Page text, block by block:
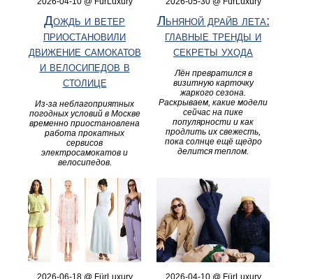
Дождь и ветер
приостановили
движение самокатов
и велосипедов в
столице
Из-за неблагоприятных
погодных условий в Москве
временно приостановлена
работа прокатных
сервисов
электросамокатов и
велосипедов.
Льняной драйв лета:
главные тренды и
секреты ухода
Лён превратился в
визитную карточку
жаркого сезона.
Раскрываем, какие модели
сейчас на пике
популярности и как
продлить их свежесть,
пока солнце ещё щедро
делится теплом.
2026-06-18 @ FürLuxury 2026-04-10 @ FürLuxury